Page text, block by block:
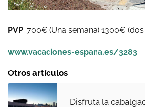
PVP: 700€ (Una semana) 1300€
www.vacaciones-espana.es/3283
Otros artículos
Disfruta la